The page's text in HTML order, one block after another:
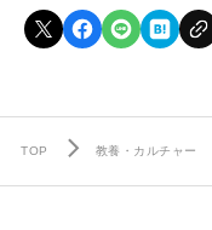
TOP 教養・カルチャー